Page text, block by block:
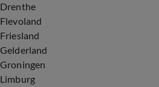
Drenthe
Flevoland
Friesland
Gelderland
Groningen
Limburg